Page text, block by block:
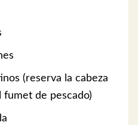
(reserva la cabeza
fumet de pescado)